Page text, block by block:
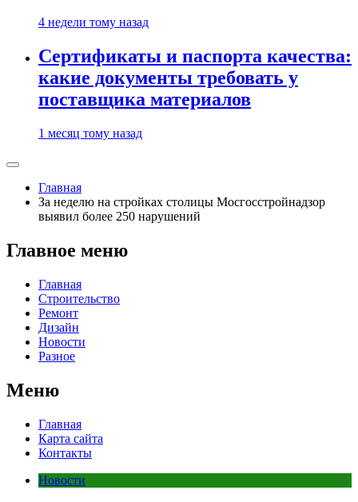
4 недели тому назад
Сертификаты и паспорта качества:
какие документы требовать у
поставщика материалов
1 месяц тому назад
Главная
За неделю на стройках столицы Мосгосстройнадзор
выявил более 250 нарушений
Главное меню
Главная
Строительство
Ремонт
Дизайн
Новости
Разное
Меню
Главная
Карта сайта
Контакты
Новости